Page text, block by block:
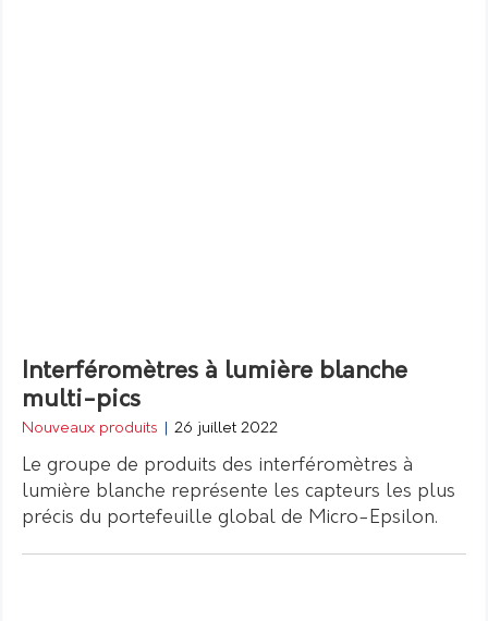
Interféromètres à lumière blanche
multi-pics
Nouveaux produits 26 juillet 2022
Le groupe de produits des interféromètres à
lumière blanche représente les capteurs les plus
précis du portefeuille global de Micro-Epsilon.